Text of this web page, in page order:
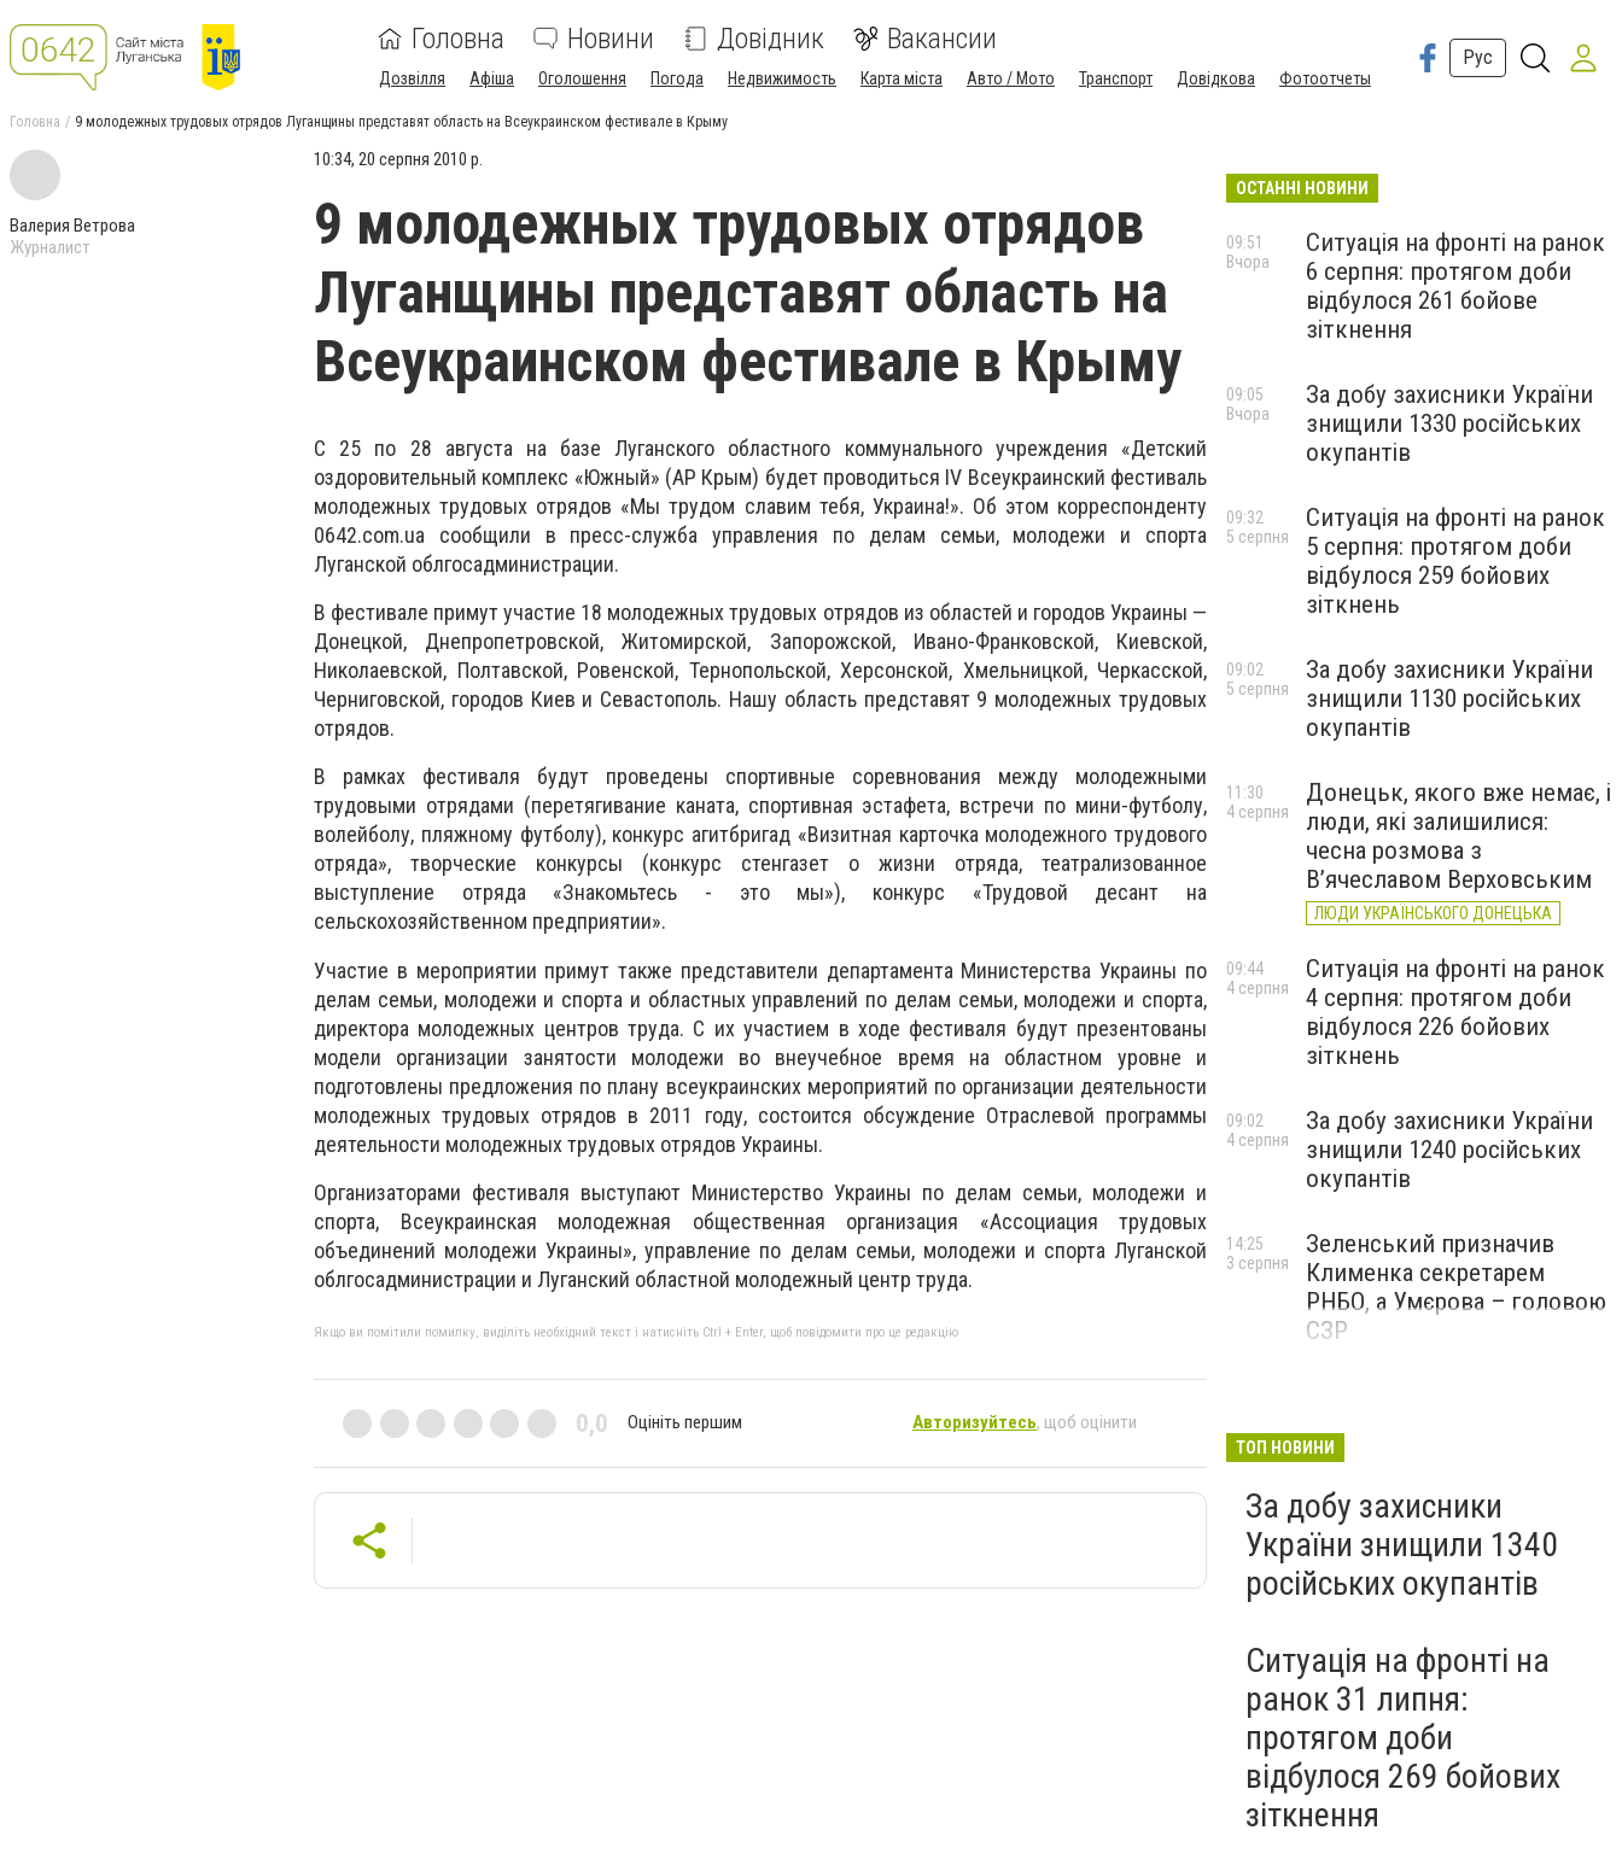
Головна Новини Довідник Вакансии
Дозвілля Афіша Оголошення Погода Недвижимость Карта міста Авто / Мото Транспорт Довідкова Фотоотчеты
Рус
Головна 9 молодежных трудовых отрядов Луганщины представят область на Всеукраинском фестивале в Крыму
Валерия Ветрова
Журналист
10:34, 20 серпня 2010 р.
9 молодежных трудовых отрядов
Луганщины представят область на
Всеукраинском фестивале в Крыму
С 25 по 28 августа на базе Луганского областного коммунального учреждения «Детский
оздоровительный комплекс «Южный» (АР Крым) будет проводиться IV Всеукраинский фестиваль
молодежных трудовых отрядов «Мы трудом славим тебя, Украина!». Об этом корреспонденту
0642.com.ua сообщили в пресс-служба управления по делам семьи, молодежи и спорта
Луганской облгосадминистрации.
В фестивале примут участие 18 молодежных трудовых отрядов из областей и городов Украины —
Донецкой, Днепропетровской, Житомирской, Запорожской, Ивано-Франковской, Киевской,
Николаевской, Полтавской, Ровенской, Тернопольской, Херсонской, Хмельницкой, Черкасской,
Черниговской, городов Киев и Севастополь. Нашу область представят 9 молодежных трудовых
отрядов.
В рамках фестиваля будут проведены спортивные соревнования между молодежными
трудовыми отрядами (перетягивание каната, спортивная эстафета, встречи по мини-футболу,
волейболу, пляжному футболу), конкурс агитбригад «Визитная карточка молодежного трудового
отряда», творческие конкурсы (конкурс стенгазет о жизни отряда, театрализованное
выступление отряда «Знакомьтесь - это мы»), конкурс «Трудовой десант на
сельскохозяйственном предприятии».
Участие в мероприятии примут также представители департамента Министерства Украины по
делам семьи, молодежи и спорта и областных управлений по делам семьи, молодежи и спорта,
директора молодежных центров труда. С их участием в ходе фестиваля будут презентованы
модели организации занятости молодежи во внеучебное время на областном уровне и
подготовлены предложения по плану всеукраинских мероприятий по организации деятельности
молодежных трудовых отрядов в 2011 году, состоится обсуждение Отраслевой программы
деятельности молодежных трудовых отрядов Украины.
Организаторами фестиваля выступают Министерство Украины по делам семьи, молодежи и
спорта, Всеукраинская молодежная общественная организация «Ассоциация трудовых
объединений молодежи Украины», управление по делам семьи, молодежи и спорта Луганской
облгосадминистрации и Луганский областной молодежный центр труда.
Якщо ви помітили помилку, виділіть необхідний текст і натисніть Ctrl + Enter, щоб повідомити про це редакцію
0,0 Оцініть першим Авторизуйтесь, щоб оцінити
ОСТАННІ НОВИНИ
Ситуація на фронті на ранок
6 серпня: протягом доби
відбулося 261 бойове
зіткнення
09:51
Вчора
За добу захисники України
знищили 1330 російських
окупантів
09:05
Вчора
Ситуація на фронті на ранок
5 серпня: протягом доби
відбулося 259 бойових
зіткнень
09:32
5 серпня
За добу захисники України
знищили 1130 російських
окупантів
09:02
5 серпня
Донецьк, якого вже немає, і
люди, які залишилися:
чесна розмова з
В’ячеславом Верховським
ЛЮДИ УКРАЇНСЬКОГО ДОНЕЦЬКА
11:30
4 серпня
Ситуація на фронті на ранок
4 серпня: протягом доби
відбулося 226 бойових
зіткнень
09:44
4 серпня
За добу захисники України
знищили 1240 російських
окупантів
09:02
4 серпня
Зеленський призначив
Клименка секретарем
РНБО, а Умєрова – головою
СЗР
14:25
3 серпня
ТОП НОВИНИ
За добу захисники
України знищили 1340
російських окупантів
Ситуація на фронті на
ранок 31 липня:
протягом доби
відбулося 269 бойових
зіткнення